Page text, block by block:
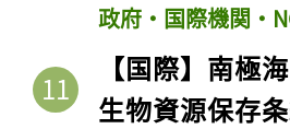
政府・国際機関・
【国際】南極
生物資源保存